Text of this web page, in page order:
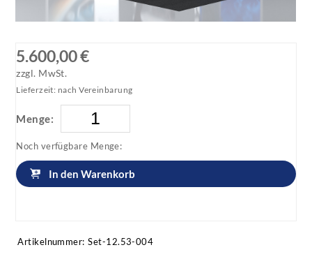
5.600,00 €
zzgl. MwSt.
Lieferzeit: nach Vereinbarung
Menge:
Noch verfügbare Menge:
In den Warenkorb
Artikelnummer: Set-12.53-004